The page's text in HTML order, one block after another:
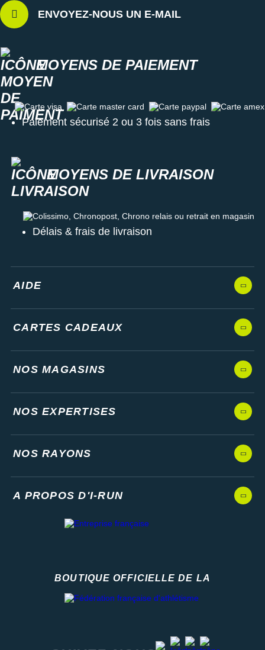
ENVOYEZ-NOUS UN E-MAIL
MOYENS DE PAIEMENT
Carte visa Carte master card Carte paypal Carte amex
Paiement sécurisé 2 ou 3 fois sans frais
MOYENS DE LIVRAISON
Colissimo, Chronopost, Chrono relais ou retrait en magasin
Délais & frais de livraison
AIDE
CARTES CADEAUX
NOS MAGASINS
NOS EXPERTISES
NOS RAYONS
A PROPOS D'I-RUN
BOUTIQUE OFFICIELLE DE LA
instagram
facebook
stravayoutube